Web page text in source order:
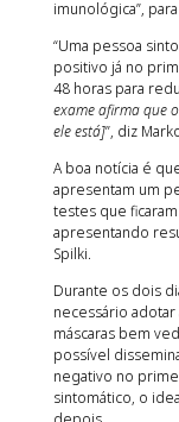
imunológica”,
“Uma pessoa
positivo já no
48 horas para
exame afirma que
ele está]”, diz
A boa notícia é
apresentam um
testes que
apresentando
Spilki.
Durante os dois
necessário
máscaras bem
possível
negativo no
sintomático, o